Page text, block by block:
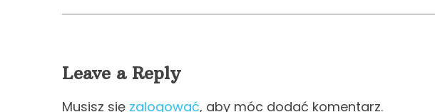
Leave a Reply
Musisz się zalogować, aby móc dodać komentarz.